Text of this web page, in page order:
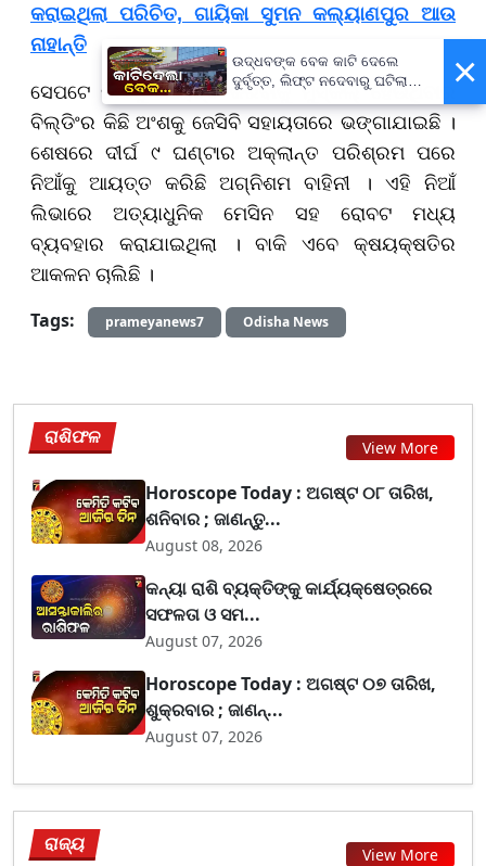
କରାଇଥିଲା ପରିଚିତ, ଗାୟିକା ସୁମନ କଲ୍ୟାଣପୁର ଆଉ
ନାହାନ୍ତି
ସେପଟେ ନିଆଁକୁ ଆୟତ୍ତ କରିବାକୁ ମୁସ୍କିଲ୍ ହେଉଥିବାର
ବିଲ୍ଡିଂର କିଛି ଅଂଶକୁ ଜେସିବି ସହାୟତାରେ ଭଙ୍ଗାଯାଇଛି ।
ଶେଷରେ ଦୀର୍ଘ ୯ ଘଣ୍ଟାର ଅକ୍ଲାନ୍ତ ପରିଶ୍ରମ ପରେ
ନିଆଁକୁ ଆୟତ୍ତ କରିଛି ଅଗ୍ନିଶମ ବାହିନୀ । ଏହି ନିଆଁ
ଲିଭାରେ ଅତ୍ୟାଧୁନିକ ମେସିନ ସହ ରୋବଟ ମଧ୍ୟ
ବ୍ୟବହାର କରାଯାଇଥିଲା । ବାକି ଏବେ କ୍ଷୟକ୍ଷତିର
ଆକଳନ ଚାଲିଛି ।
Tags: prameyanews7 Odisha News
ରାଶିଫଳ View More
Horoscope Today : ଅଗଷ୍ଟ ୦୮ ତାରିଖ,
ଶନିବାର ; ଜାଣନ୍ତୁ...
August 08, 2026
କନ୍ୟା ରାଶି ବ୍ୟକ୍ତିଙ୍କୁ କାର୍ଯ୍ୟକ୍ଷେତ୍ରରେ
ସଫଳତା ଓ ସମ...
August 07, 2026
Horoscope Today : ଅଗଷ୍ଟ ୦୭ ତାରିଖ,
ଶୁକ୍ରବାର ; ଜାଣନ୍...
August 07, 2026
ରାଜ୍ୟ View More
×
ଉଦ୍ଧବଙ୍କ ବେକ କାଟି ଦେଲେ
ଦୁର୍ବୃତ୍ତ, ଲିଫ୍ଟ ନଦେବାରୁ ଘଟିଲା